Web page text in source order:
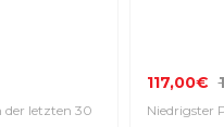
der letzten 30
117,00€
Niedrigster